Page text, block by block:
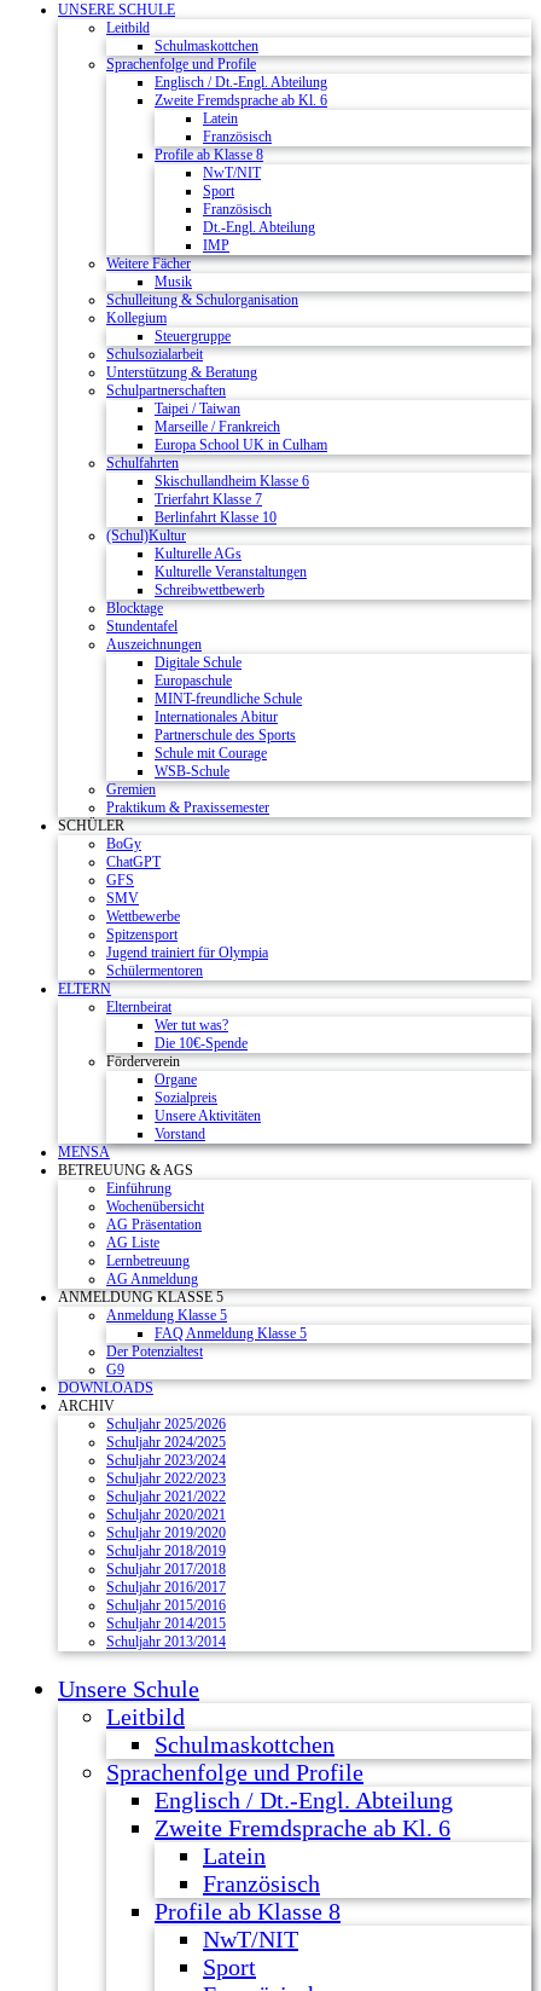
UNSERE SCHULE
Leitbild
Schulmaskottchen
Sprachenfolge und Profile
Englisch / Dt.-Engl. Abteilung
Zweite Fremdsprache ab Kl. 6
Latein
Französisch
Profile ab Klasse 8
NwT/NIT
Sport
Französisch
Dt.-Engl. Abteilung
IMP
Weitere Fächer
Musik
Schulleitung & Schulorganisation
Kollegium
Steuergruppe
Schulsozialarbeit
Unterstützung & Beratung
Schulpartnerschaften
Taipei / Taiwan
Marseille / Frankreich
Europa School UK in Culham
Schulfahrten
Skischullandheim Klasse 6
Trierfahrt Klasse 7
Berlinfahrt Klasse 10
(Schul)Kultur
Kulturelle AGs
Kulturelle Veranstaltungen
Schreibwettbewerb
Blocktage
Stundentafel
Auszeichnungen
Digitale Schule
Europaschule
MINT-freundliche Schule
Internationales Abitur
Partnerschule des Sports
Schule mit Courage
WSB-Schule
Gremien
Praktikum & Praxissemester
SCHÜLER
BoGy
ChatGPT
GFS
SMV
Wettbewerbe
Spitzensport
Jugend trainiert für Olympia
Schülermentoren
ELTERN
Elternbeirat
Wer tut was?
Die 10€-Spende
Förderverein
Organe
Sozialpreis
Unsere Aktivitäten
Vorstand
MENSA
BETREUUNG & AGS
Einführung
Wochenübersicht
AG Präsentation
AG Liste
Lernbetreuung
AG Anmeldung
ANMELDUNG KLASSE 5
Anmeldung Klasse 5
FAQ Anmeldung Klasse 5
Der Potenzialtest
G9
DOWNLOADS
ARCHIV
Schuljahr 2025/2026
Schuljahr 2024/2025
Schuljahr 2023/2024
Schuljahr 2022/2023
Schuljahr 2021/2022
Schuljahr 2020/2021
Schuljahr 2019/2020
Schuljahr 2018/2019
Schuljahr 2017/2018
Schuljahr 2016/2017
Schuljahr 2015/2016
Schuljahr 2014/2015
Schuljahr 2013/2014
Unsere Schule
Leitbild
Schulmaskottchen
Sprachenfolge und Profile
Englisch / Dt.-Engl. Abteilung
Zweite Fremdsprache ab Kl. 6
Latein
Französisch
Profile ab Klasse 8
NwT/NIT
Sport